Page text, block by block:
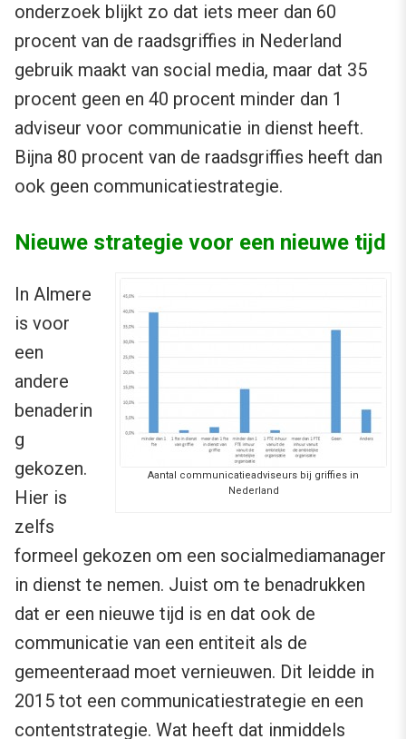
onderzoek blijkt zo dat iets meer dan 60
procent van de raadsgriffies in Nederland
gebruik maakt van social media, maar dat 35
procent geen en 40 procent minder dan 1
adviseur voor communicatie in dienst heeft.
Bijna 80 procent van de raadsgriffies heeft dan
ook geen communicatiestrategie.
Nieuwe strategie voor een nieuwe tijd
Aantal communicatieadviseurs bij griffies in
Nederland
In Almere
is voor
een
andere
benaderin
g
gekozen.
Hier is
zelfs
formeel gekozen om een socialmediamanager
in dienst te nemen. Juist om te benadrukken
dat er een nieuwe tijd is en dat ook de
communicatie van een entiteit als de
gemeenteraad moet vernieuwen. Dit leidde in
2015 tot een communicatiestrategie en een
contentstrategie. Wat heeft dat inmiddels